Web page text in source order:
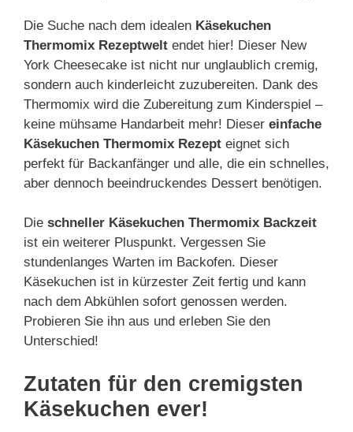
Die Suche nach dem idealen Käsekuchen
Thermomix Rezeptwelt endet hier! Dieser New
York Cheesecake ist nicht nur unglaublich cremig,
sondern auch kinderleicht zuzubereiten. Dank des
Thermomix wird die Zubereitung zum Kinderspiel –
keine mühsame Handarbeit mehr! Dieser einfache
Käsekuchen Thermomix Rezept eignet sich
perfekt für Backanfänger und alle, die ein schnelles,
aber dennoch beeindruckendes Dessert benötigen.
Die schneller Käsekuchen Thermomix Backzeit
ist ein weiterer Pluspunkt. Vergessen Sie
stundenlanges Warten im Backofen. Dieser
Käsekuchen ist in kürzester Zeit fertig und kann
nach dem Abkühlen sofort genossen werden.
Probieren Sie ihn aus und erleben Sie den
Unterschied!
Zutaten für den cremigsten
Käsekuchen ever!